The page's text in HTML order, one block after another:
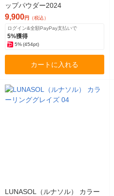
ップパウダー2024
9,900円 （税込）
ログイン&全額PayPay支払いで
5%獲得
5%(454pt)
カートに入れる
LUNASOL（ルナソル） カラー